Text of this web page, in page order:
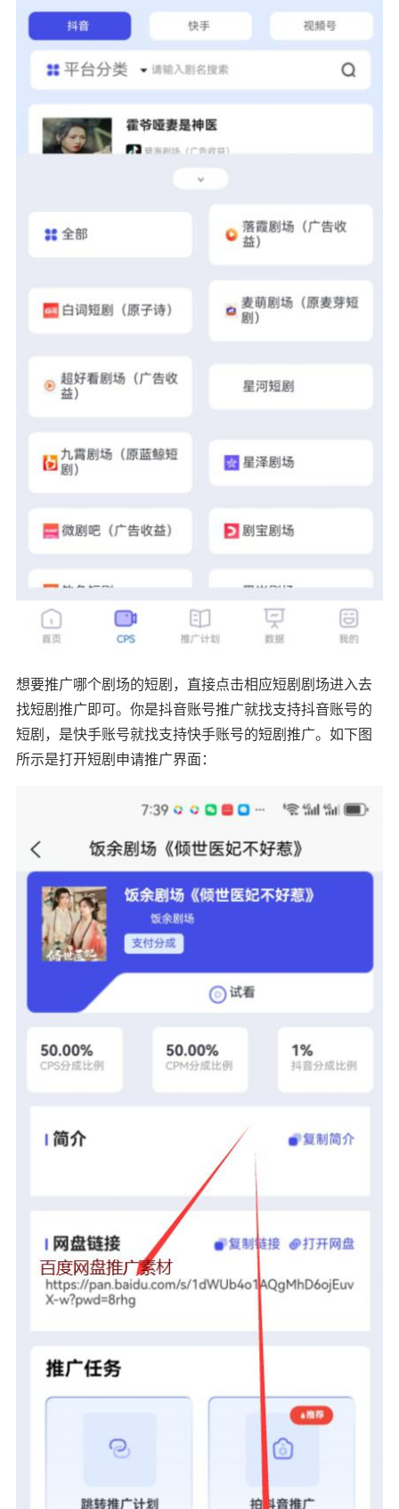
想要推广哪个剧场的短剧，直接点击相应短剧剧场进入去
找短剧推广即可。你是抖音账号推广就找支持抖音账号的
短剧，是快手账号就找支持快手账号的短剧推广。如下图
所示是打开短剧申请推广界面：